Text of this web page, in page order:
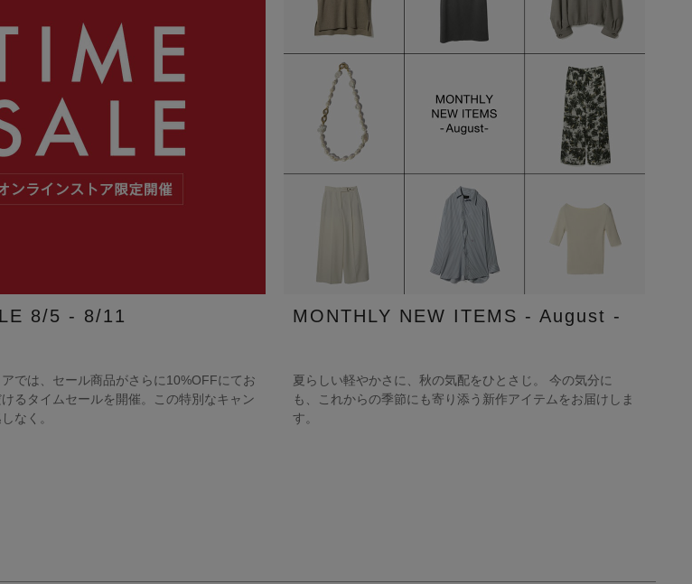
TIME SALE 8/5 - 8/11
では、セール商品がさらに10%OFFにてお
るタイムセールを開催。この特別なキャン
なく。
MONTHLY NEW ITEMS - August -
夏らしい軽やかさに、秋の気配をひとさじ。 今の気分に
も、これからの季節にも寄り添う新作アイテムをお届けしま
す。